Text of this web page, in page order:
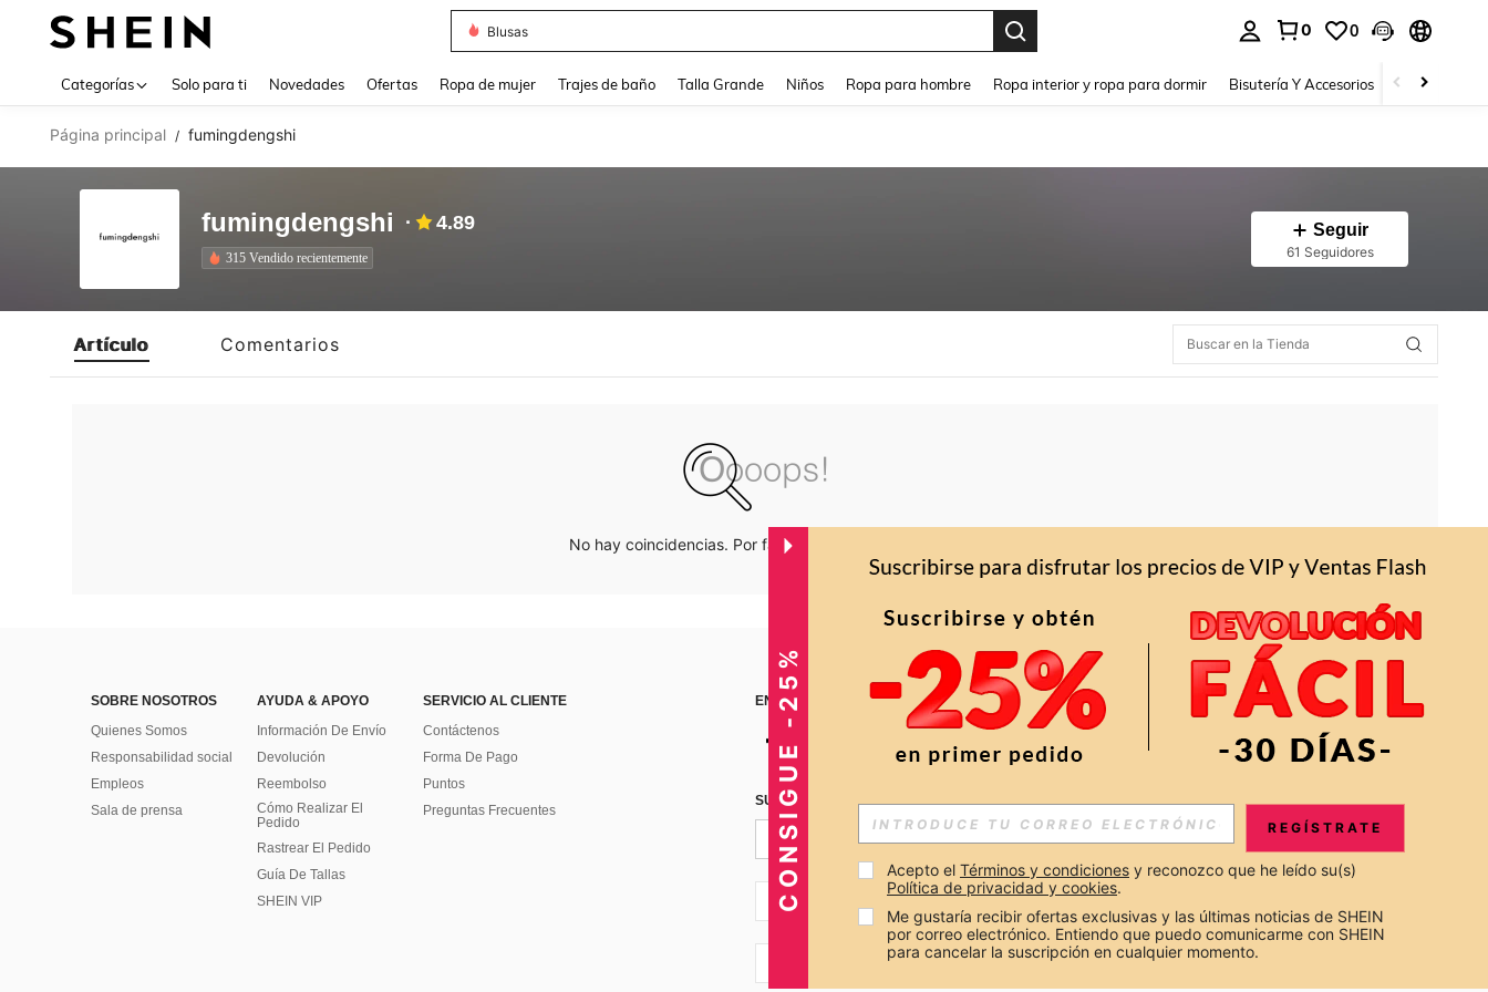
Blusas
0 0
Categorías Solo para ti Novedades Ofertas Ropa de mujer Trajes de baño Talla Grande Niños Ropa para hombre Ropa interior y ropa para dormir Bisutería Y Accesorios Zapatos
Página principal / fumingdengshi
fumingdengshi 4.89
315 Vendido recientemente
Seguir
61 Seguidores
Artículo Comentarios
No hay coincidencias. Por favor inténtalo de nuevo.
SOBRE NOSOTROS
Quienes Somos
Responsabilidad social
Empleos
Sala de prensa
AYUDA & APOYO
Información De Envío
Devolución
Reembolso
Cómo Realizar El
Pedido
Rastrear El Pedido
Guía De Tallas
SHEIN VIP
SERVICIO AL CLIENTE
Contáctenos
Forma De Pago
Puntos
Preguntas Frecuentes
ENCUÉNTRANOS EN APP
SUSCRÍBETE PARA RECIBIR OFERTAS EXCLUSIVAS, PROMOCIONES Y NOTICIAS DE SHEIN
CO + 57
CONSIGUE -25% REGÍSTRATE
Acepto el Términos y condiciones y reconozco que he leído su(s)
Política de privacidad y cookies.
Me gustaría recibir ofertas exclusivas y las últimas noticias de SHEIN
por correo electrónico. Entiendo que puedo comunicarme con SHEIN
para cancelar la suscripción en cualquier momento.